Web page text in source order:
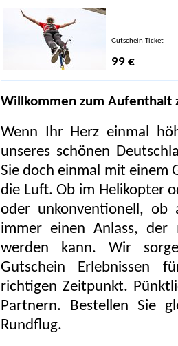
Gutschein-Ticket
99 €
Willkommen zum Aufenthalt
Wenn Ihr Herz einmal
unseres schönen
Sie doch einmal mit einem
die Luft. Ob im Helikopter
oder unkonventionell,
immer einen Anlass,
werden kann. Wir
Gutschein Erlebnissen
richtigen Zeitpunkt.
Partnern. Bestellen Sie
Rundflug.